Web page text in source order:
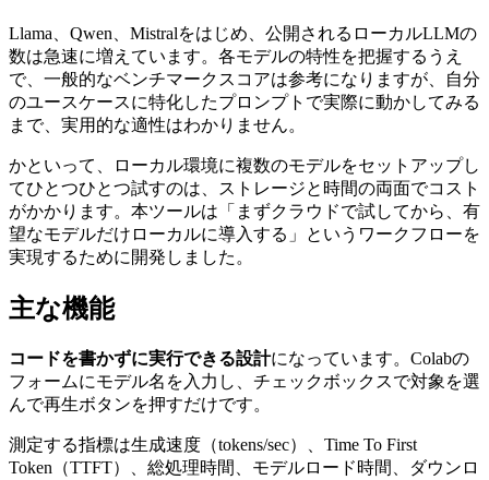
Llama、Qwen、Mistralをはじめ、公開されるローカルLLMの
数は急速に増えています。各モデルの特性を把握するうえ
で、一般的なベンチマークスコアは参考になりますが、自分
のユースケースに特化したプロンプトで実際に動かしてみる
まで、実用的な適性はわかりません。
かといって、ローカル環境に複数のモデルをセットアップし
てひとつひとつ試すのは、ストレージと時間の両面でコスト
がかかります。本ツールは「まずクラウドで試してから、有
望なモデルだけローカルに導入する」というワークフローを
実現するために開発しました。
主な機能
コードを書かずに実行できる設計になっています。Colabの
フォームにモデル名を入力し、チェックボックスで対象を選
んで再生ボタンを押すだけです。
測定する指標は生成速度（tokens/sec）、Time To First
Token（TTFT）、総処理時間、モデルロード時間、ダウンロ